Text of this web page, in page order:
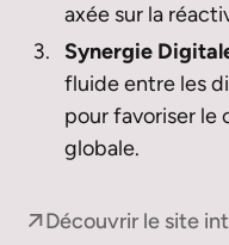
axée sur la
Synergie
fluide entre les
pour favoriser le
globale.
Découvrir le site int